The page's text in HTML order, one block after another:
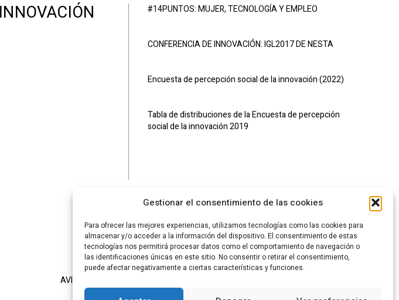
Gestionar el consentimiento de las cookies
Para ofrecer las mejores experiencias, utilizamos tecnologías como las cookies para
almacenar y/o acceder a la información del dispositivo. El consentimiento de estas
tecnologías nos permitirá procesar datos como el comportamiento de navegación o
las identificaciones únicas en este sitio. No consentir o retirar el consentimiento,
puede afectar negativamente a ciertas características y funciones.
#14PUNTOS: MUJER, TECNOLOGÍA Y EMPLEO
CONFERENCIA DE INNOVACIÓN: IGL2017 DE NESTA
Encuesta de percepción social de la innovación (2022)
Tabla de distribuciones de la Encuesta de percepción
social de la innovación 2019
AVISO LEGAL